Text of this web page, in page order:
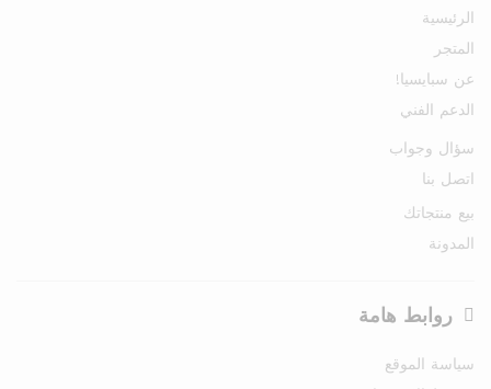
الرئيسية
المتجر
عن سبايسيا!
الدعم الفني
سؤال وجواب
اتصل بنا
بيع منتجاتك
المدونة
روابط هامة
سياسة الموقع